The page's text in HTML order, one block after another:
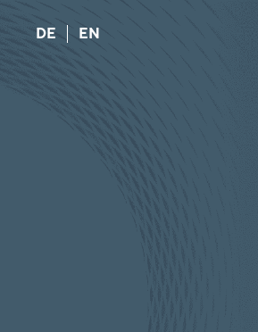
DE EN